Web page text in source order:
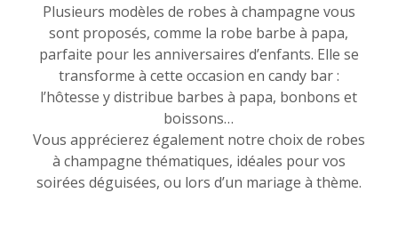
Plusieurs modèles de robes à champagne vous
sont proposés, comme la robe barbe à papa,
parfaite pour les anniversaires d’enfants. Elle se
transforme à cette occasion en candy bar :
l’hôtesse y distribue barbes à papa, bonbons et
boissons…
Vous apprécierez également notre choix de robes
à champagne thématiques, idéales pour vos
soirées déguisées, ou lors d’un mariage à thème.